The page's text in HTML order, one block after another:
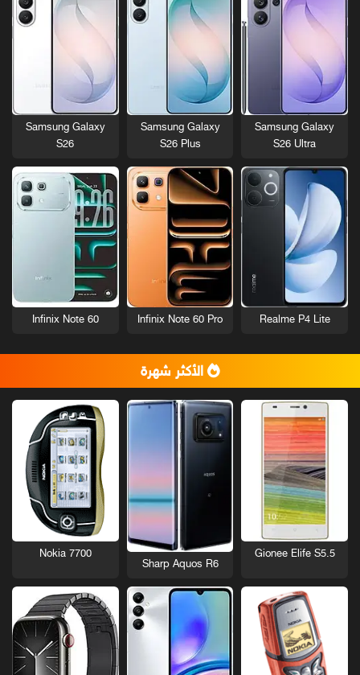
Samsung Galaxy
S26 Ultra
Samsung Galaxy
S26 Plus
Samsung Galaxy
S26
Realme P4 Lite
Infinix Note 60 Pro
Infinix Note 60
الأكثر شهرة
Gionee Elife S5.5
Sharp Aquos R6
Nokia 7700